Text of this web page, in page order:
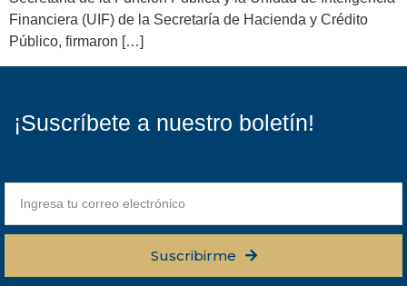
Financiera (UIF) de la Secretaría de Hacienda y Crédito
Público, firmaron […]
¡Suscríbete a nuestro boletín!
Suscribirme